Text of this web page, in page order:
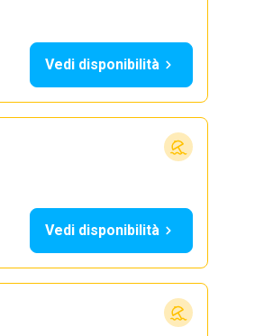
Vedi disponibilità
Vedi disponibilità